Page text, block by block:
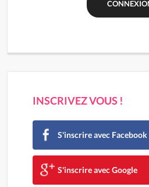
INSCRIVEZ VOUS !
S'inscrire avec Facebook
S'inscrire avec Google